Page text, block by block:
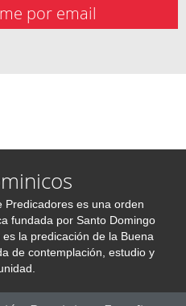
por email
Predicadores es una orden
fundada por Santo Domingo
la predicación de la Buena
de contemplación, estudio y